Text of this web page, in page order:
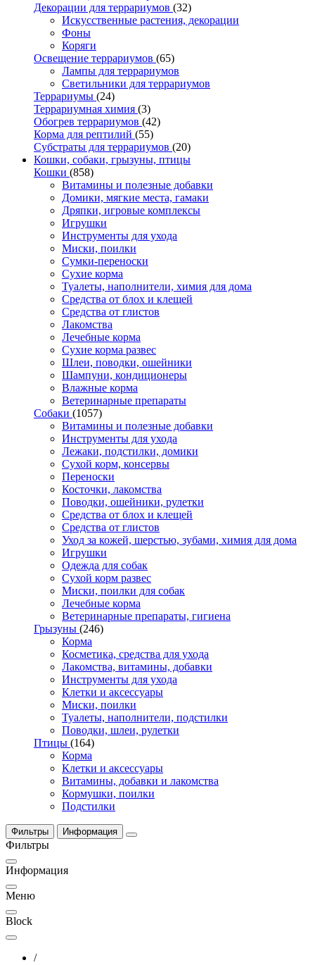
Декорации для террариумов (32)
Искусственные растения, декорации
Фоны
Коряги
Освещение террариумов (65)
Лампы для террариумов
Светильники для террариумов
Террариумы (24)
Террариумная химия (3)
Обогрев террариумов (42)
Корма для рептилий (55)
Субстраты для террариумов (20)
Кошки, собаки, грызуны, птицы
Кошки (858)
Витамины и полезные добавки
Домики, мягкие места, гамаки
Дряпки, игровые комплексы
Игрушки
Инструменты для ухода
Миски, поилки
Сумки-переноски
Сухие корма
Туалеты, наполнители, химия для дома
Средства от блох и клещей
Средства от глистов
Лакомства
Лечебные корма
Сухие корма развес
Шлеи, поводки, ошейники
Шампуни, кондиционеры
Влажные корма
Ветеринарные препараты
Собаки (1057)
Витамины и полезные добавки
Инструменты для ухода
Лежаки, подстилки, домики
Сухой корм, консервы
Переноски
Косточки, лакомства
Поводки, ошейники, рулетки
Средства от блох и клещей
Средства от глистов
Уход за кожей, шерстью, зубами, химия для дома
Игрушки
Одежда для собак
Сухой корм развес
Миски, поилки для собак
Лечебные корма
Ветеринарные препараты, гигиена
Грызуны (246)
Корма
Косметика, средства для ухода
Лакомства, витамины, добавки
Инструменты для ухода
Клетки и аксессуары
Миски, поилки
Туалеты, наполнители, подстилки
Поводки, шлеи, рулетки
Птицы (164)
Корма
Клетки и аксессуары
Витамины, добавки и лакомства
Кормушки, поилки
Подстилки
Фильтры Информация
Фильтры
Информация
Меню
Block
/